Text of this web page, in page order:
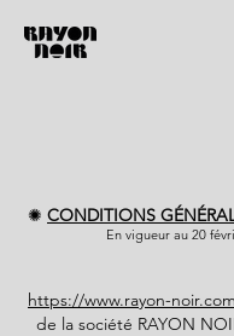
✺ CONDITIONS
En vigueur au 20
https://www.rayon-noir.com
de la société RAYON